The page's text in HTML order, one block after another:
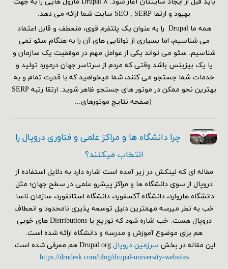
بهبود و ارتقا SEO , SERP سایت شما ارائه می دهد.
همه ما Drupal را به عنوان یک پلتفرم قوی، منعطف و قابل اعتماد
می شناسیم، اما بسیاری از توانایی های آن را به هنگام سئو نمی
شناسیم. سئو می تواند یکی از عوامل مهم در موفقیت یک سازمان و
یا یک بیزینس باشد.وقتی که مردم از سرتاسر جهان درمورد تولید و
خدمات شما جستجو می کنند، شما میخواهید که با قدرت تمام و به
بهترین نحو ممکن در موتور های جستجو ظاهر شوید. ارتقا رتبه SERP
(صفحه نتایج موتورهای...
چرا دانشگاه ها و مراکز علمی و فناوری دروپال را
انتخاب میکنند؟
مقاله ای که لینکش در زیر آمده است اشاره دارد به دلایل استفاده از
دروپال از سوی دانشگاه ها و مراکز پیشرو علمی در سطح جهان؛ مثل
دانشگاه هاروارد، دانشگاه آکسفورد، دانشگاه استانفورد، سازمان ناسا.
خب به نطر میرسه مهمترین دلیل توسعه پذیری نامحدود و انعطاف
دروپال هست. خب اشاره شود که توزیع یا Distributions های خوبی
هم برای موضوع آموزش و مدرسه و دانشگاه ارائه شده است.
این مقاله در بخش سرزمین دروپالDrupal.org هم معرفی شده است.
https://drudesk.com/blog/drupal-university-websites